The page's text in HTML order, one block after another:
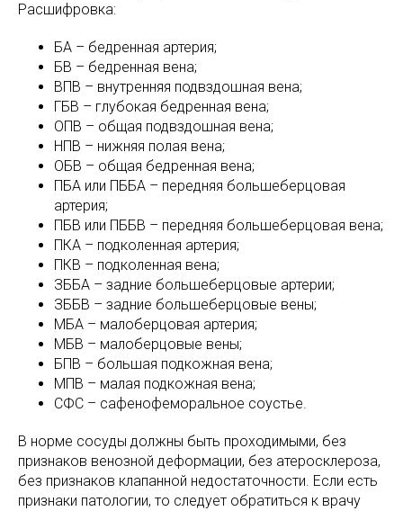
Расшифровка:
БА – бедренная артерия;
БВ – бедренная вена;
ВПВ – внутренняя подвздошная вена;
ГБВ – глубокая бедренная вена;
ОПВ – общая подвздошная вена;
НПВ – нижняя полая вена;
ОБВ – общая бедренная вена;
ПБА или ПББА – передняя большеберцовая
артерия;
ПБВ или ПББВ – передняя большеберцовая вена;
ПКА – подколенная артерия;
ПКВ – подколенная вена;
ЗББА – задние большеберцовые артерии;
ЗББВ – задние большеберцовые вены;
МБА – малоберцовая артерия;
МБВ – малоберцовые вены;
БПВ – большая подкожная вена;
МПВ – малая подкожная вена;
СФС – сафенофеморальное соустье.
В норме сосуды должны быть проходимыми, без
признаков венозной деформации, без атеросклероза,
без признаков клапанной недостаточности. Если есть
признаки патологии, то следует обратиться к врачу